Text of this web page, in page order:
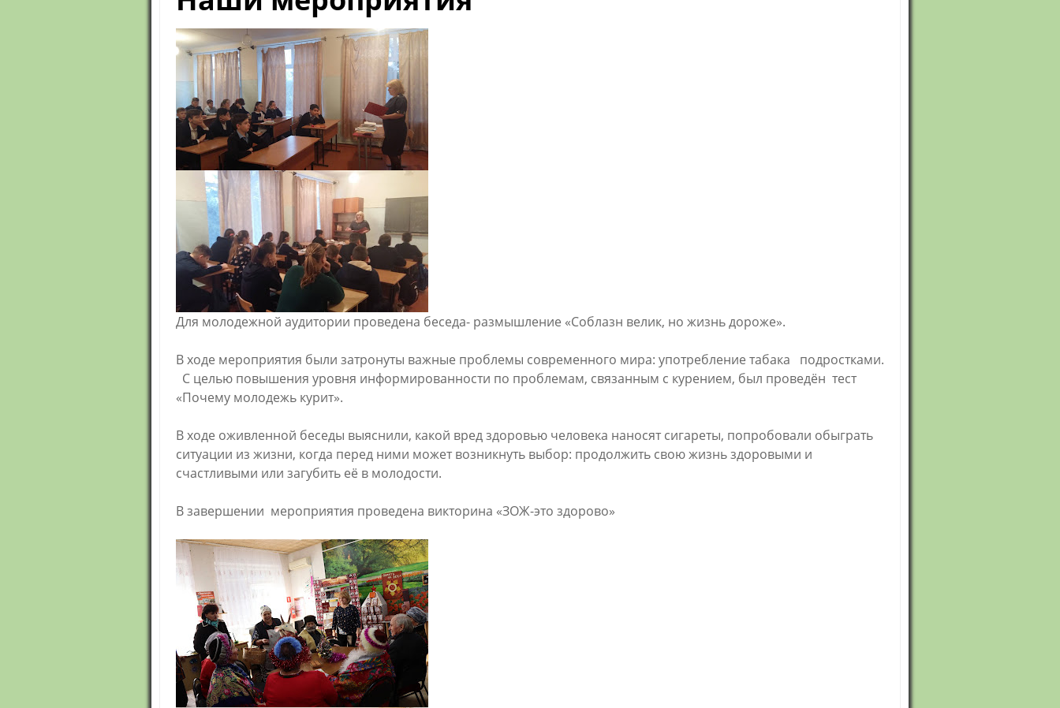
Для молодежной аудитории проведена беседа- размышление «Соблазн велик, но жизнь дороже».
В ходе мероприятия были затронуты важные проблемы современного мира: употребление табака подростками.
С целью повышения уровня информированности по проблемам, связанным с курением, был проведён тест
«Почему молодежь курит».
В ходе оживленной беседы выяснили, какой вред здоровью человека наносят сигареты, попробовали обыграть
ситуации из жизни, когда перед ними может возникнуть выбор: продолжить свою жизнь здоровыми и
счастливыми или загубить её в молодости.
В завершении мероприятия проведена викторина «ЗОЖ-это здорово»